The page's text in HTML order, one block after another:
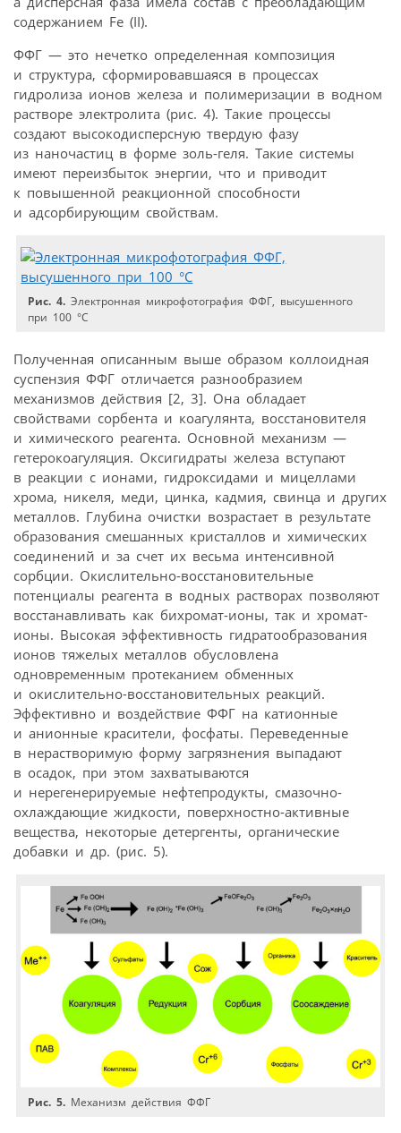
содержанием Fe (II).
ФФГ — это нечетко определенная композиция
и структура, сформировавшаяся в процессах
гидролиза ионов железа и полимеризации в водном
растворе электролита (рис. 4). Такие процессы
создают высокодисперсную твердую фазу
из наночастиц в форме золь-геля. Такие системы
имеют переизбыток энергии, что и приводит
к повышенной реакционной способности
и адсорбирующим свойствам.
Рис. 4. Электронная микрофотография ФФГ, высушенного
при 100 °С
Полученная описанным выше образом коллоидная
суспензия ФФГ отличается разнообразием
механизмов действия [2, 3]. Она обладает
свойствами сорбента и коагулянта, восстановителя
и химического реагента. Основной механизм —
гетерокоагуляция. Оксигидраты железа вступают
в реакции с ионами, гидроксидами и мицеллами
хрома, никеля, меди, цинка, кадмия, свинца и других
металлов. Глубина очистки возрастает в результате
образования смешанных кристаллов и химических
соединений и за счет их весьма интенсивной
сорбции. Окислительно-восстановительные
потенциалы реагента в водных растворах позволяют
восстанавливать как бихромат-ионы, так и хромат-
ионы. Высокая эффективность гидратообразования
ионов тяжелых металлов обусловлена
одновременным протеканием обменных
и окислительно-восстановительных реакций.
Эффективно и воздействие ФФГ на катионные
и анионные красители, фосфаты. Переведенные
в нерастворимую форму загрязнения выпадают
в осадок, при этом захватываются
и нерегенерируемые нефтепродукты, смазочно-
охлаждающие жидкости, поверхностно-активные
вещества, некоторые детергенты, органические
добавки и др. (рис. 5).
Рис. 5. Механизм действия ФФГ